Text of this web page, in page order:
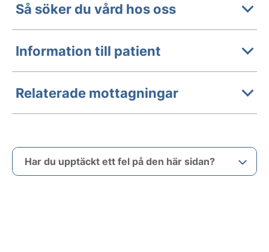
Så söker du vård hos oss
Information till patient
Relaterade mottagningar
Har du upptäckt ett fel på den här sidan?